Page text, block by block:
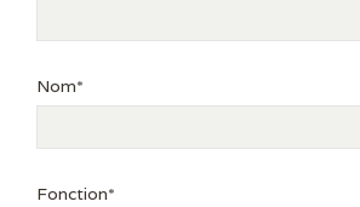
Nom*
Fonction*